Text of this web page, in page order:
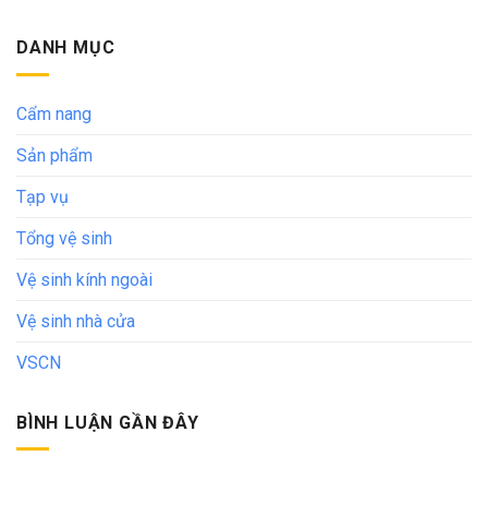
DANH MỤC
Cẩm nang
Sản phẩm
Tạp vụ
Tổng vệ sinh
Vệ sinh kính ngoài
Vệ sinh nhà cửa
VSCN
BÌNH LUẬN GẦN ĐÂY